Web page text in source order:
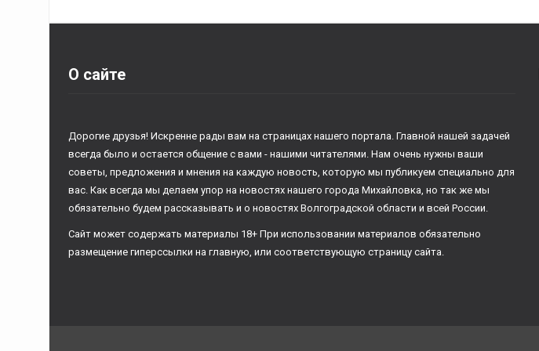
О сайте
Дорогие друзья! Искренне рады вам на страницах нашего портала. Главной нашей задачей
всегда было и остается общение с вами - нашими читателями. Нам очень нужны ваши
советы, предложения и мнения на каждую новость, которую мы публикуем специально для
вас. Как всегда мы делаем упор на новостях нашего города Михайловка, но так же мы
обязательно будем рассказывать и о новостях Волгоградской области и всей России.
Сайт может содержать материалы 18+ При использовании материалов обязательно
размещение гиперссылки на главную, или соответствующую страницу сайта.